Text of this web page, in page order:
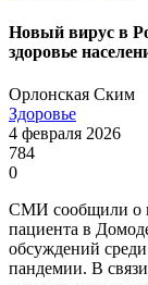
Новый вирус в
здоровье
Орлонская Ским
Здоровье
4 февраля 2026
784
0
СМИ сообщили о
пациента в
обсуждений
пандемии. В